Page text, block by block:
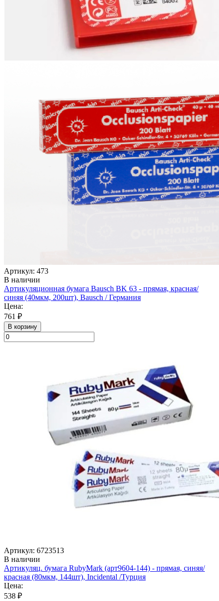
Артикул: 473
В наличии
Артикуляционная бумага Bausch BK 63 - прямая, красная/
синяя (40мкм, 200шт), Bausch / Германия
Цена:
761 ₽
В корзину
Артикул: 6723513
В наличии
Артикуляц. бумага RubyMark (арт9604-144) - прямая, синяя/
красная (80мкм, 144шт), Incidental /Турция
Цена:
538 ₽